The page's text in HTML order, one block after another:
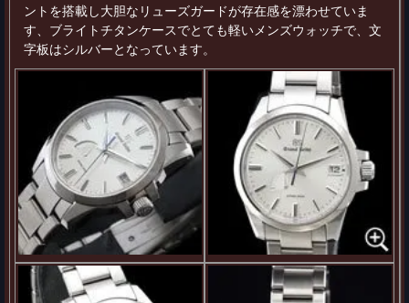
ントを搭載し大胆なリューズガードが存在感を漂わせていま
す、ブライトチタンケースでとても軽いメンズウォッチで、文
字板はシルバーとなっています。